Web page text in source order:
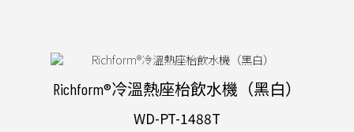
Richform®冷溫熱座枱飲水機（黑白）
WD-PT-1488T